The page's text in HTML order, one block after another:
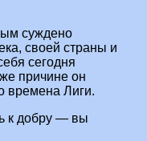
суждено
своей страны и
сегодня
причине он
времена Лиги.
к добру — вы